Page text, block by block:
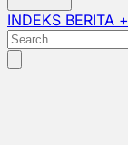
INDEKS BERITA +